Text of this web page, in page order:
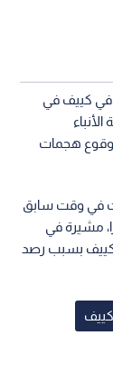
في كييف في
وقوع هجمات
في وقت سابق
مشيرة في
كييف بسبب رصد
كييف